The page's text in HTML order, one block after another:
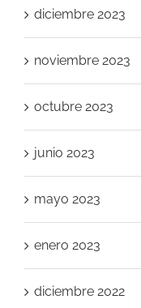
diciembre 2023
noviembre 2023
octubre 2023
junio 2023
mayo 2023
enero 2023
diciembre 2022